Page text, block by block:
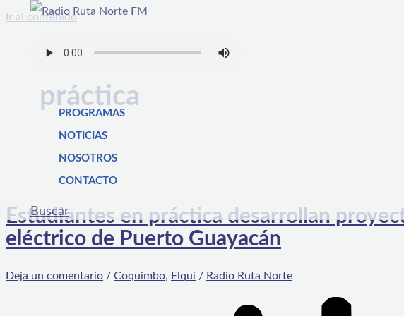
Ir al contenido
PROGRAMAS
NOTICIAS
NOSOTROS
CONTACTO
Buscar
práctica
Estudiantes en práctica desarrollan
eléctrico de Puerto Guayacán
Deja un comentario / Coquimbo, Elqui / Radio Ruta Norte